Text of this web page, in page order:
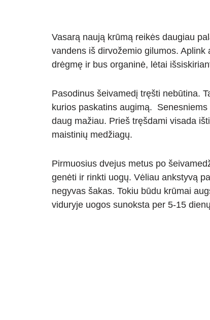
Vasarą naują krūmą reikės daugiau
vandens iš dirvožemio gilumos.
drėgmę ir bus organinė, lėtai
Pasodinus šeivamedį tręšti nebūtina.
kurios paskatins augimą.
daug mažiau. Prieš tręšdami visada
maistinių medžiagų.
Pirmuosius dvejus metus po
genėti ir rinkti uogų. Vėliau ankstyvą
negyvas šakas. Tokiu būdu krūmai
viduryje uogos sunoksta per 5-15